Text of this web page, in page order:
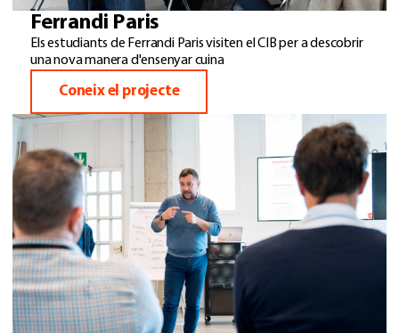
Ferrandi Paris
Els estudiants de Ferrandi Paris visiten el CIB per a descobrir
una nova manera d'ensenyar cuina
Coneix el projecte